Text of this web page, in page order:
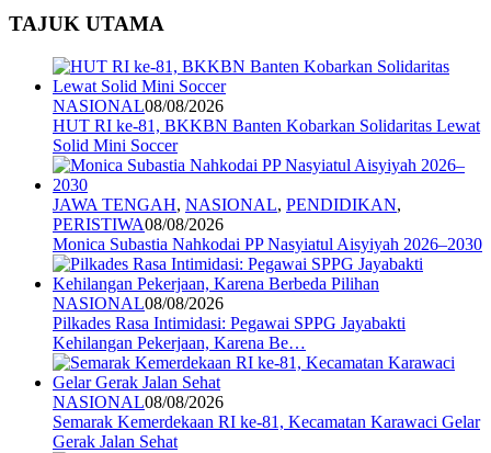
TAJUK UTAMA
NASIONAL08/08/2026
HUT RI ke-81, BKKBN Banten Kobarkan Solidaritas Lewat
Solid Mini Soccer
JAWA TENGAH, NASIONAL, PENDIDIKAN,
PERISTIWA08/08/2026
Monica Subastia Nahkodai PP Nasyiatul Aisyiyah 2026–2030
NASIONAL08/08/2026
Pilkades Rasa Intimidasi: Pegawai SPPG Jayabakti
Kehilangan Pekerjaan, Karena Be…
NASIONAL08/08/2026
Semarak Kemerdekaan RI ke-81, Kecamatan Karawaci Gelar
Gerak Jalan Sehat